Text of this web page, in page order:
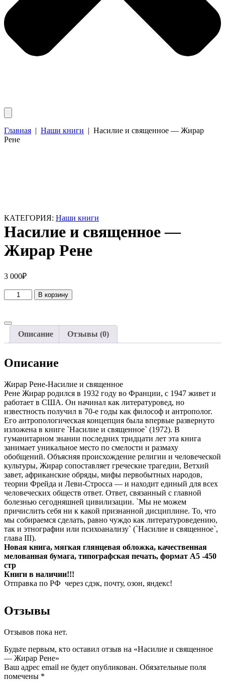
Главная | Наши книги | Насилие и священное — Жирар
Рене
КАТЕГОРИЯ: Наши книги
Насилие и священное —
Жирар Рене
3 000₽
Количество
товара
и
священное
Рене
В корзину
Описание Отзывы (0)
Описание
Жирар Рене-Насилие и священное
Рене Жирар родился в 1932 году во Франции, с 1947 живет и
работает в США. Он начинал как литературовед, но
известность получил в 70-е годы как философ и антрополог.
Его антропологическая концепция была впервые развернуто
изложена в книге `Насилие и священное` (1972). В
гуманитарном знании последних тридцати лет эта книга
занимает уникальное место по смелости и размаху
обобщений. Объясняя происхождение религии и человеческой
культуры, Жирар сопоставляет греческие трагедии, Ветхий
завет, африканские обряды, мифы первобытных народов,
теории Фрейда и Леви-Стросса — и находит единый для всех
человеческих обществ ответ. Ответ, связанный с главной
болезнью сегодняшней цивилизации. `Мы не можем
причислить себя ни к какой признанной дисциплине. То, что
мы собираемся сделать, равно чуждо как литературоведению,
так и этнографии или психоанализу` (`Насилие и священное`,
глава III).
Новая книга, мягкая глянцевая обложка, качественная
мелованная бумага, типографская печать, формат A5 -450
стр
Книги в наличии!!!
Отправка по РФ через сдэк, почту, озон, яндекс!
Отзывы
Отзывов пока нет.
Будьте первым, кто оставил отзыв на «Насилие и священное
— Жирар Рене»
Ваш адрес email не будет опубликован. Обязательные поля
помечены *